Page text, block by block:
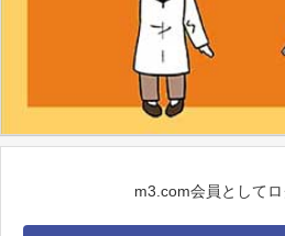
m3.com会員として